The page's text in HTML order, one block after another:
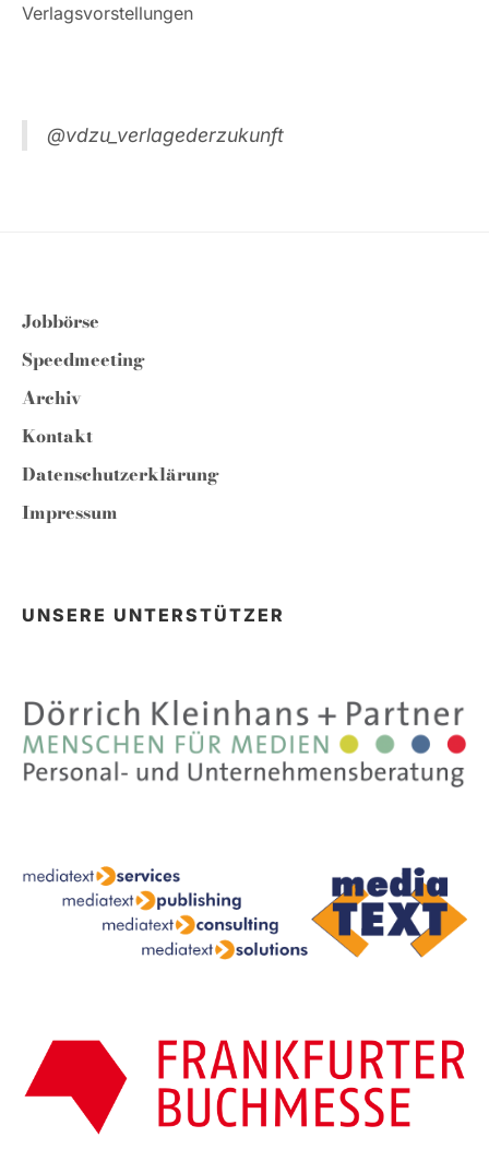
Verlagsvorstellungen
@vdzu_verlagederzukunft
Jobbörse
Speedmeeting
Archiv
Kontakt
Datenschutzerklärung
Impressum
UNSERE UNTERSTÜTZER